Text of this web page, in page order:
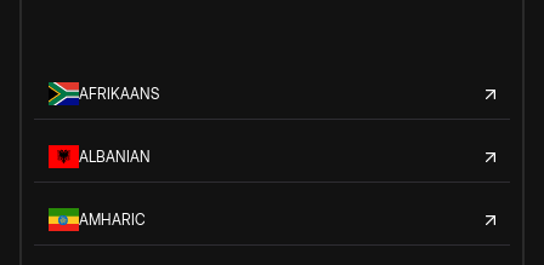
AFRIKAANS
ALBANIAN
AMHARIC